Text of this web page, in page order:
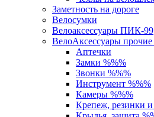
Заметность на дороге
Велосумки
Велоаксессуары ПИК-99
ВелоАксессуары прочие
Аптечки
Замки %%%
Звонки %%%
Инструмент %%%
Камеры %%%
Крепеж, резинки и